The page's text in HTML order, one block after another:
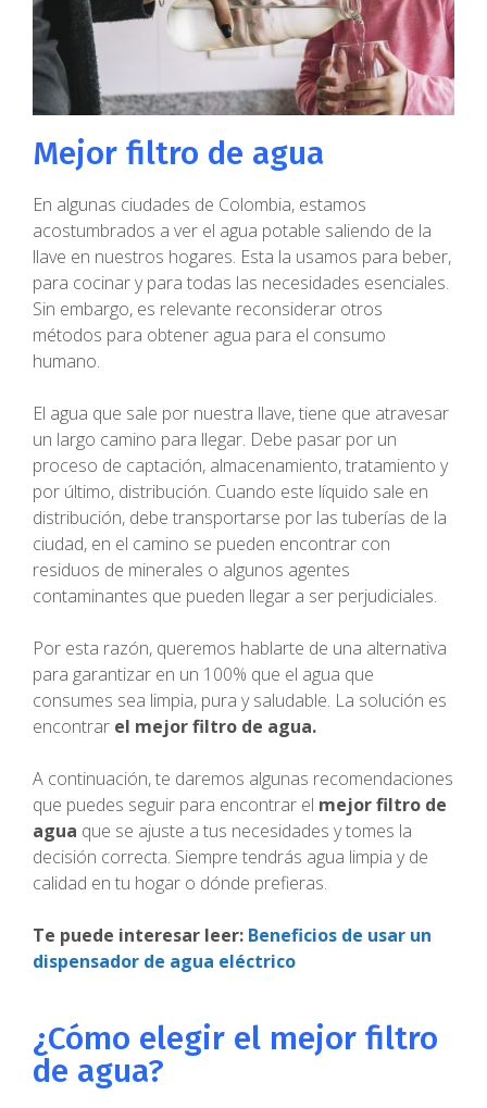
Mejor filtro de agua
En algunas ciudades de Colombia, estamos
acostumbrados a ver el agua potable saliendo de la
llave en nuestros hogares. Esta la usamos para beber,
para cocinar y para todas las necesidades esenciales.
Sin embargo, es relevante reconsiderar otros
métodos para obtener agua para el consumo
humano.
El agua que sale por nuestra llave, tiene que atravesar
un largo camino para llegar. Debe pasar por un
proceso de captación, almacenamiento, tratamiento y
por último, distribución. Cuando este líquido sale en
distribución, debe transportarse por las tuberías de la
ciudad, en el camino se pueden encontrar con
residuos de minerales o algunos agentes
contaminantes que pueden llegar a ser perjudiciales.
Por esta razón, queremos hablarte de una alternativa
para garantizar en un 100% que el agua que
consumes sea limpia, pura y saludable. La solución es
encontrar el mejor filtro de agua.
A continuación, te daremos algunas recomendaciones
que puedes seguir para encontrar el mejor filtro de
agua que se ajuste a tus necesidades y tomes la
decisión correcta. Siempre tendrás agua limpia y de
calidad en tu hogar o dónde prefieras.
Te puede interesar leer: Beneficios de usar un
dispensador de agua eléctrico
¿Cómo elegir el mejor filtro
de agua?